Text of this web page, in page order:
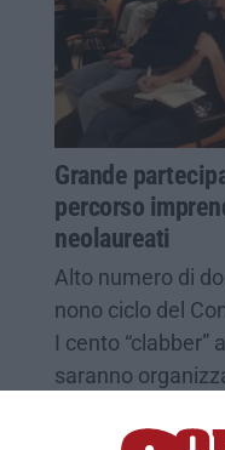
Grande
percorso
neolaureati
Alto numero di
nono ciclo del
I cento “clabber”
saranno